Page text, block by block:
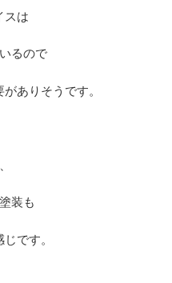
スは
るので
ありそうです。
装も
です。